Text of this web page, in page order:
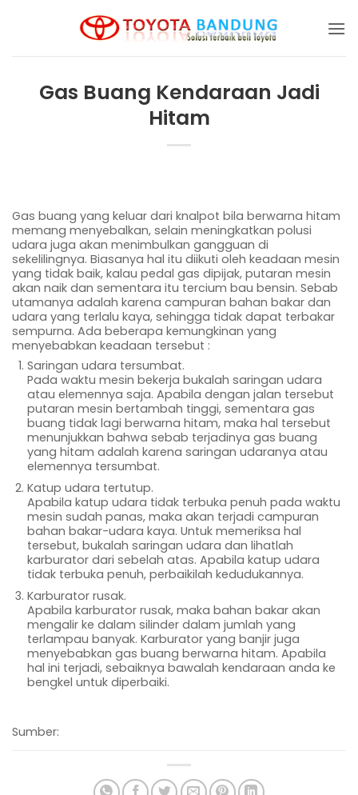
Gas Buang Kendaraan Jadi
Hitam
Gas buang yang keluar dari knalpot bila berwarna hitam
memang menyebalkan, selain meningkatkan polusi
udara juga akan menimbulkan gangguan di
sekelilingnya. Biasanya hal itu diikuti oleh keadaan mesin
yang tidak baik, kalau pedal gas dipijak, putaran mesin
akan naik dan sementara itu tercium bau bensin. Sebab
utamanya adalah karena campuran bahan bakar dan
udara yang terlalu kaya, sehingga tidak dapat terbakar
sempurna. Ada beberapa kemungkinan yang
menyebabkan keadaan tersebut :
Saringan udara tersumbat.
Pada waktu mesin bekerja bukalah saringan udara
atau elemennya saja. Apabila dengan jalan tersebut
putaran mesin bertambah tinggi, sementara gas
buang tidak lagi berwarna hitam, maka hal tersebut
menunjukkan bahwa sebab terjadinya gas buang
yang hitam adalah karena saringan udaranya atau
elemennya tersumbat.
Katup udara tertutup.
Apabila katup udara tidak terbuka penuh pada waktu
mesin sudah panas, maka akan terjadi campuran
bahan bakar-udara kaya. Untuk memeriksa hal
tersebut, bukalah saringan udara dan lihatlah
karburator dari sebelah atas. Apabila katup udara
tidak terbuka penuh, perbaikilah kedudukannya.
Karburator rusak.
Apabila karburator rusak, maka bahan bakar akan
mengalir ke dalam silinder dalam jumlah yang
terlampau banyak. Karburator yang banjir juga
menyebabkan gas buang berwarna hitam. Apabila
hal ini terjadi, sebaiknya bawalah kendaraan anda ke
bengkel untuk diperbaiki.
Sumber: